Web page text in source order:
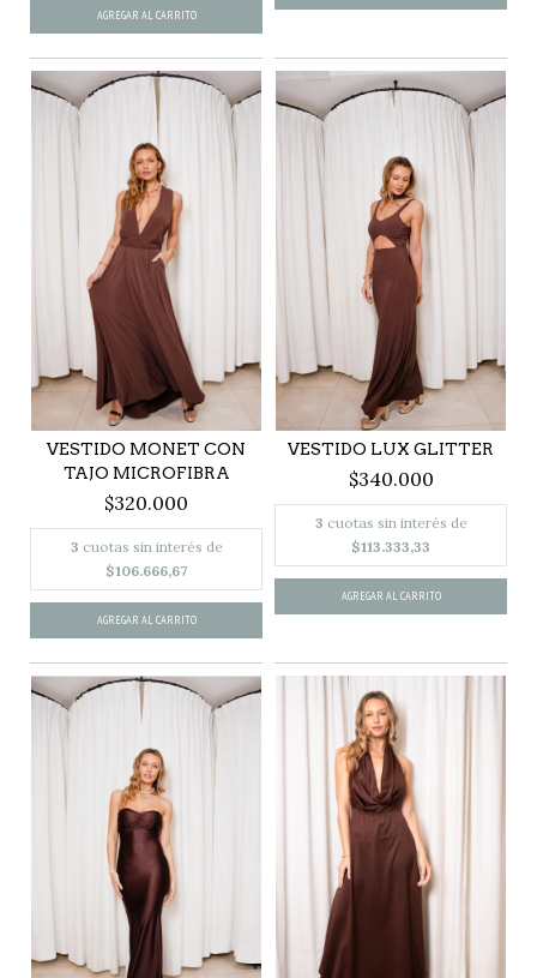
AGREGAR AL CARRITO
VESTIDO MONET CON
TAJO MICROFIBRA
$320.000
3 cuotas sin interés de
$106.666,67
AGREGAR AL CARRITO
VESTIDO LUX GLITTER
$340.000
3 cuotas sin interés de
$113.333,33
AGREGAR AL CARRITO